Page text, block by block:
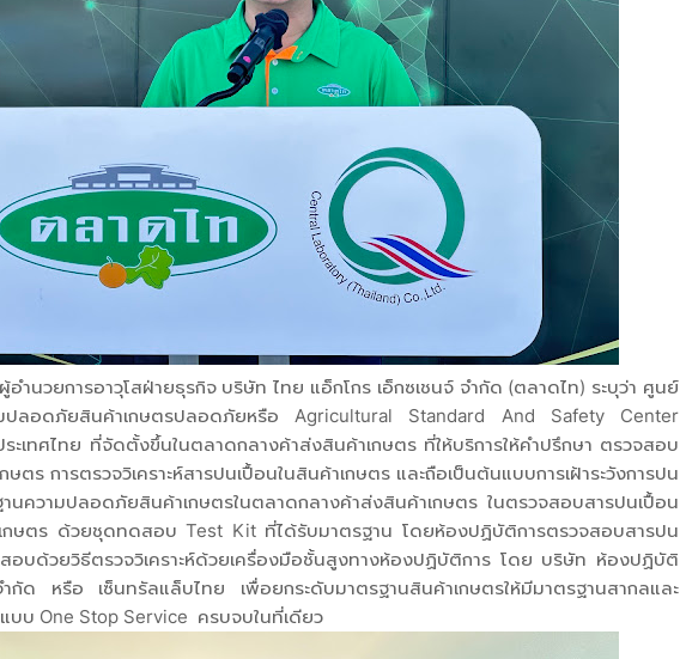
ำนวยการอาวุโสฝ่ายธุรกิจ บริษัท ไทย แอ็กโกร เอ็กซเชนจ์ จำกัด (ตลาดไท) ระบุว่า ศูนย์
มปลอดภัยสินค้าเกษตรปลอดภัยหรือ Agricultural Standard And Safety Center
ระเทศไทย ที่จัดตั้งขึ้นในตลาดกลางค้าส่งสินค้าเกษตร ที่ให้บริการให้คำปรึกษา ตรวจสอบ
ตร การตรวจวิเคราะห์สารปนเปื้อนในสินค้าเกษตร และถือเป็นต้นแบบการเฝ้าระวังการปน
านความปลอดภัยสินค้าเกษตรในตลาดกลางค้าส่งสินค้าเกษตร ในตรวจสอบสารปนเปื้อน
เกษตร ด้วยชุดทดสอบ Test Kit ที่ได้รับมาตรฐาน โดยห้องปฏิบัติการตรวจสอบสารปน
อบด้วยวิธีตรวจวิเคราะห์ด้วยเครื่องมือชั้นสูงทางห้องปฏิบัติการ โดย บริษัท ห้องปฏิบัติ
กัด หรือ เซ็นทรัลแล็บไทย เพื่อยกระดับมาตรฐานสินค้าเกษตรให้มีมาตรฐานสากลและ
บ One Stop Service ครบจบในที่เดียว